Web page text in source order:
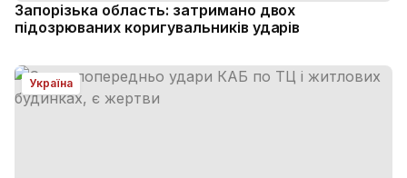
Запорізька область: затримано двох
підозрюваних коригувальників ударів
Україна